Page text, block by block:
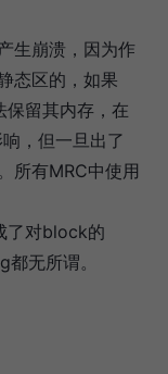
生崩溃，因为作
态区的，如果
留其内存，在
，但一旦出了
所有MRC中使用
了对block的
无所谓。